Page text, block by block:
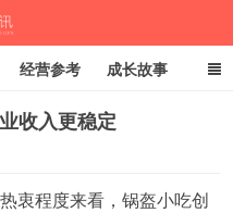
经营参考 成长故事
收入更稳定
衷程度来看，锅盔小吃创